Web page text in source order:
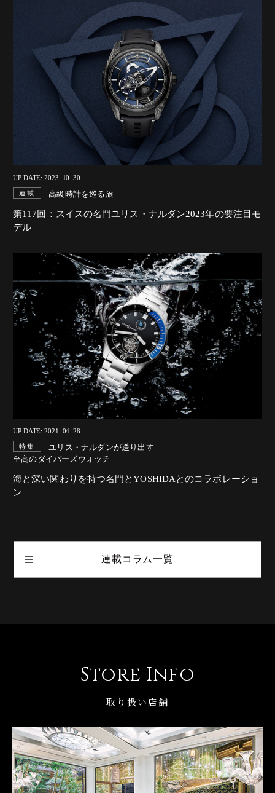
UP DATE: 2023. 10. 30
連載 高級時計を巡る旅
第117回：スイスの名門ユリス・ナルダン2023年の要注目モ
デル
UP DATE: 2021. 04. 28
特集
ユリス・ナルダンが送り出す
至高のダイバーズウォッチ
海と深い関わりを持つ名門とYOSHIDAとのコラボレーショ
ン
連載コラム一覧
Store Info
取り扱い店舗